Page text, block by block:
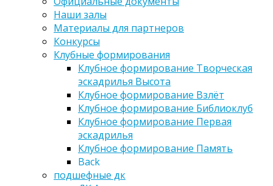
Наши залы
Материалы для партнеров
Конкурсы
Клубные формирования
Клубное формирование Творческая
эскадрилья Высота
Клубное формирование Взлёт
Клубное формирование Библиоклуб
Клубное формирование Первая
эскадрилья
Клубное формирование Память
Back
подшефные дк